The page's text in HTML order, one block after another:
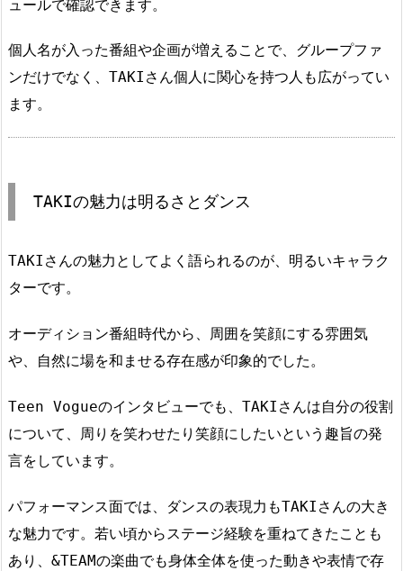
ュールで確認できます。
個人名が入った番組や企画が増えることで、グループファ
ンだけでなく、TAKIさん個人に関心を持つ人も広がってい
ます。
TAKIの魅力は明るさとダンス
TAKIさんの魅力としてよく語られるのが、明るいキャラク
ターです。
オーディション番組時代から、周囲を笑顔にする雰囲気
や、自然に場を和ませる存在感が印象的でした。
Teen Vogueのインタビューでも、TAKIさんは自分の役割
について、周りを笑わせたり笑顔にしたいという趣旨の発
言をしています。
パフォーマンス面では、ダンスの表現力もTAKIさんの大き
な魅力です。若い頃からステージ経験を重ねてきたことも
あり、&TEAMの楽曲でも身体全体を使った動きや表情で存